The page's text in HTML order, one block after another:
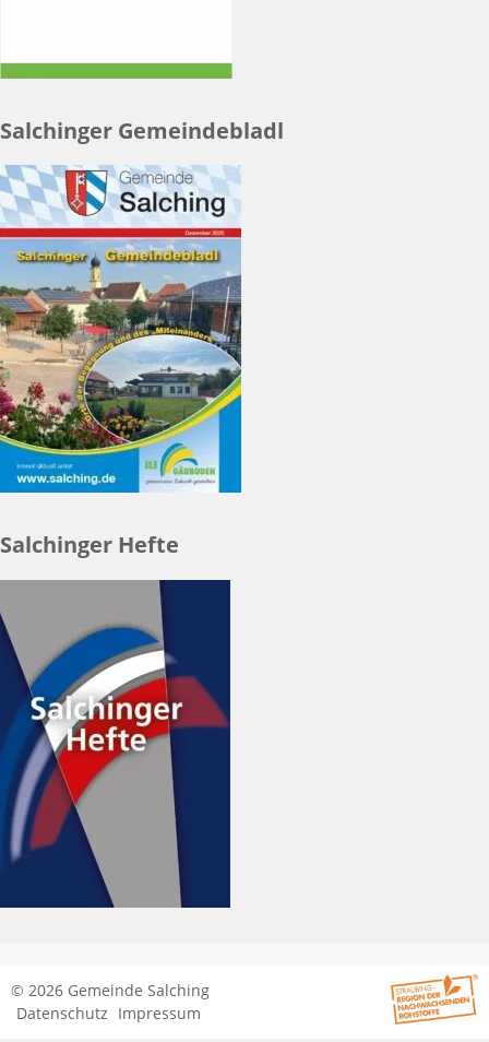
Salchinger Gemeindebladl
Salchinger Hefte
© 2026 Gemeinde Salching
Datenschutz Impressum